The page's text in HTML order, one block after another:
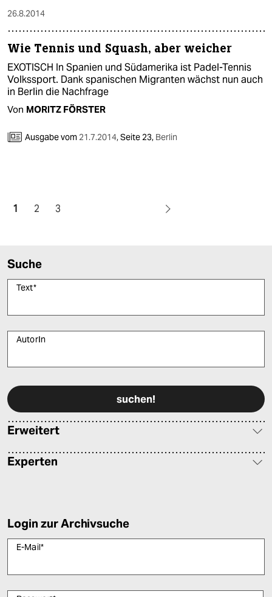
26.8.2014
Wie Tennis und Squash, aber weicher
EXOTISCH In Spanien und Südamerika ist Padel-Tennis
Volkssport. Dank spanischen Migranten wächst nun auch
in Berlin die Nachfrage
Von MORITZ FÖRSTER
Ausgabe vom 21.7.2014,Seite 23, Berlin
1 2 3
Suche
Text*
AutorIn
Erweitert
Experten
Login zur Archivsuche
E-Mail*